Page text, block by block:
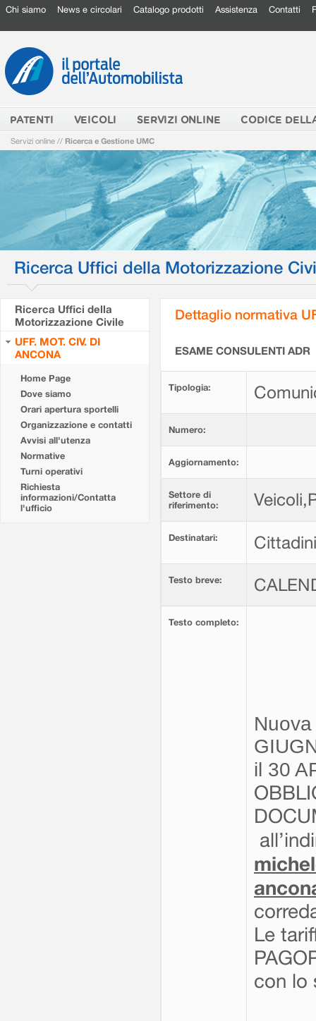
Chi siamo News e circolari Catalogo prodotti Assistenza Contatti
PATENTI VEICOLI SERVIZI ONLINE CODICE
Servizi online // Ricerca e Gestione UMC
Ricerca Uffici della Motorizzazione
Ricerca Uffici della
Motorizzazione Civile
UFF. MOT. CIV. DI
ANCONA
Home Page
Dove siamo
Orari apertura sportelli
Organizzazione e contatti
Avvisi all'utenza
Normative
Turni operativi
Richiesta
informazioni/Contatta
l'ufficio
Dettaglio normativa
ESAME CONSULENTI ADR
Tipologia:
Numero:
Aggiornamento:
Settore di
riferimento:
Destinatari:
Testo breve:
Testo completo:
il 30
Le
con lo